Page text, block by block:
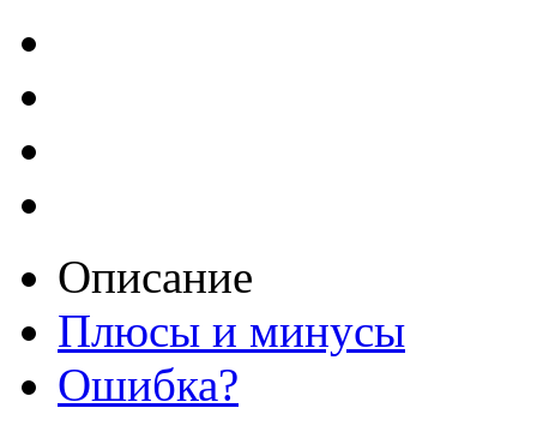
Описание
Плюсы и минусы
Ошибка?